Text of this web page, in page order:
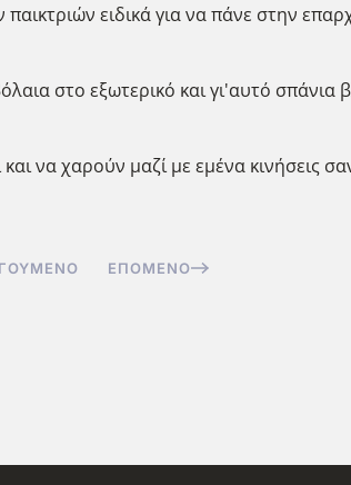
ειδικά για να πάνε στην
στο εξωτερικό και γι'αυτό
να χαρούν μαζί με εμένα κινήσεις
ΕΠΌΜΕΝΟ